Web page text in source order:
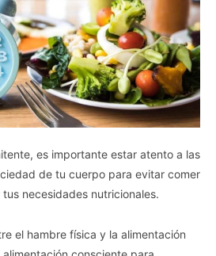
es importante estar atento a las
de tu cuerpo para evitar comer
necesidades nutricionales.
el hambre física y la alimentación